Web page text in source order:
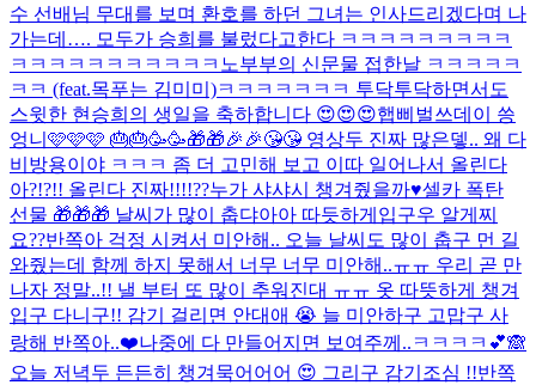
수 선배님 무대를 보며 환호를 하던 그녀는 인사드리겠다며 나
가는데…. 모두가 승희를 불렀다고한다 ㅋㅋㅋㅋㅋㅋㅋㅋㅋ
ㅋㅋㅋㅋㅋㅋㅋㅋㅋㅋㅋ 노부부의 신문물 접한날 ㅋㅋㅋㅋㅋ
ㅋㅋ (feat.목푸는 김미미)ㅋㅋㅋㅋㅋㅋㅋ 투닥투닥하면서도
스윗한 현승희의 생일을 축하합니다 😍😍😍햅삐벌쓰데이 씅
엉니🩷🩷🩷 🎂🎂🥳🥳🎁🎁🎉🎉😘😘 영상두 진짜 많은뎋.. 왜 다
비방용이야 ㅋㅋㅋ 좀 더 고민해 보고 이따 일어나서 올린다
아?!?!! 올린다 진짜!!!!??누가 샤샤시 챙겨줬을까♥️셀카 폭탄
선물 🎁🎁🎁 날씨가 많이 춥댜아아 따듯하게입구우 알게찌
요??반쪽아 걱정 시켜서 미안해.. 오늘 날씨도 많이 춥구 먼 길
와줬는데 함께 하지 못해서 너무 너무 미안해..ㅠㅠ 우리 곧 만
나자 정말..!! 낼 부터 또 많이 추워진대 ㅠㅠ 옷 따뜻하게 챙겨
입구 다니구!! 감기 걸리면 안대애 😭 늘 미안하구 고맙구 사
랑해 반쪽아..❤️나중에 다 만들어지면 보여주께..ㅋㅋㅋㅋ💕🙈
오늘 저녁두 든든히 챙겨묵어어어 😍 그리구 감기조심 !!반쪽